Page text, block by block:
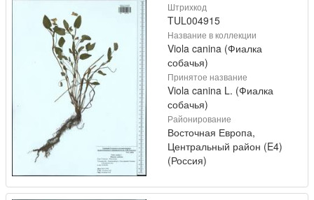
Штрихкод
TUL004915
Название в коллекции
Viola canina (Фиалка
собачья)
Принятое название
Viola canina L. (Фиалка
собачья)
Районирование
Восточная Европа,
Центральный район (E4)
(Россия)